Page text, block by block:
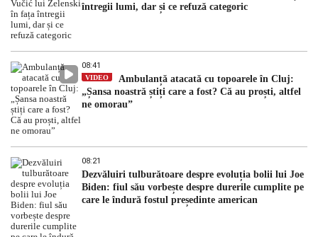
întregii lumi, dar și ce refuză categoric
08:41
VIDEO
Ambulanță atacată cu topoarele în Cluj:
„Șansa noastră știți care a fost? Că au proști, altfel
ne omorau”
08:21
Dezvăluiri tulburătoare despre evoluția bolii lui Joe
Biden: fiul său vorbește despre durerile cumplite pe
care le îndură fostul președinte american